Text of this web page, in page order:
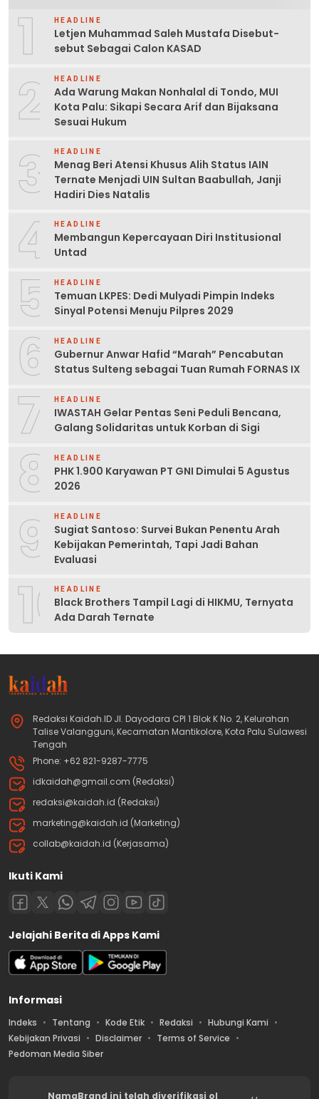
1 HEADLINE
Letjen Muhammad Saleh Mustafa Disebut-
sebut Sebagai Calon KASAD
2 HEADLINE
Ada Warung Makan Nonhalal di Tondo, MUI
Kota Palu: Sikapi Secara Arif dan Bijaksana
Sesuai Hukum
3 HEADLINE
Menag Beri Atensi Khusus Alih Status IAIN
Ternate Menjadi UIN Sultan Baabullah, Janji
Hadiri Dies Natalis
4 HEADLINE
Membangun Kepercayaan Diri Institusional
Untad
5 HEADLINE
Temuan LKPES: Dedi Mulyadi Pimpin Indeks
Sinyal Potensi Menuju Pilpres 2029
6 HEADLINE
Gubernur Anwar Hafid “Marah” Pencabutan
Status Sulteng sebagai Tuan Rumah FORNAS IX
7 HEADLINE
IWASTAH Gelar Pentas Seni Peduli Bencana,
Galang Solidaritas untuk Korban di Sigi
8 HEADLINE
PHK 1.900 Karyawan PT GNI Dimulai 5 Agustus
2026
9 HEADLINE
Sugiat Santoso: Survei Bukan Penentu Arah
Kebijakan Pemerintah, Tapi Jadi Bahan
Evaluasi
10HEADLINE
Black Brothers Tampil Lagi di HIKMU, Ternyata
Ada Darah Ternate
Redaksi Kaidah.ID Jl. Dayodara CPI 1 Blok K No. 2, Kelurahan
Talise Valangguni, Kecamatan Mantikolore, Kota Palu Sulawesi
Tengah
Phone: +62 821-9287-7775
idkaidah@gmail.com (Redaksi)
redaksi@kaidah.id (Redaksi)
marketing@kaidah.id (Marketing)
collab@kaidah.id (Kerjasama)
Ikuti Kami
Jelajahi Berita di Apps Kami
Informasi
Indeks Tentang Kode Etik Redaksi
Hubungi Kami
Kebijakan Privasi
Disclaimer
Terms of Service
Pedoman Media Siber
NamaBrand ini telah diverifikasi ol